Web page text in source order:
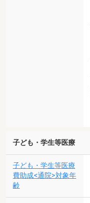
子ども・学生等医療
子ども・学生等医療
費助成<通院>対象年
齢